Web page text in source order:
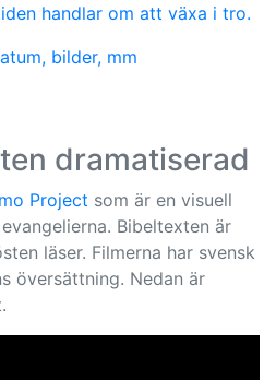
handlar om att växa i tro.
bilder, mm
dramatiserad
Project som är en visuell
Bibeltexten är
läser. Filmerna har svensk
översättning. Nedan är